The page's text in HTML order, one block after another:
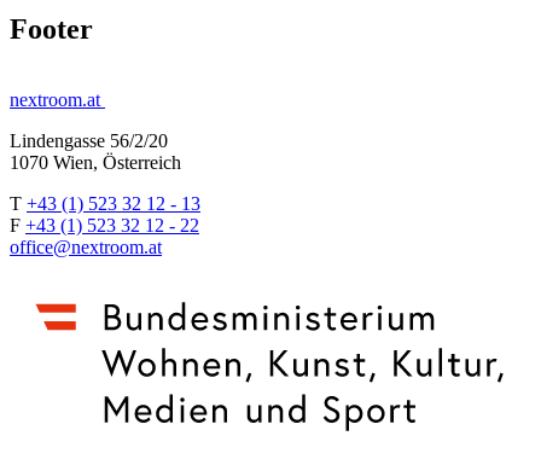
Footer
nextroom.at
Lindengasse 56/2/20
1070 Wien, Österreich
T +43 (1) 523 32 12 - 13
F +43 (1) 523 32 12 - 22
office@nextroom.at